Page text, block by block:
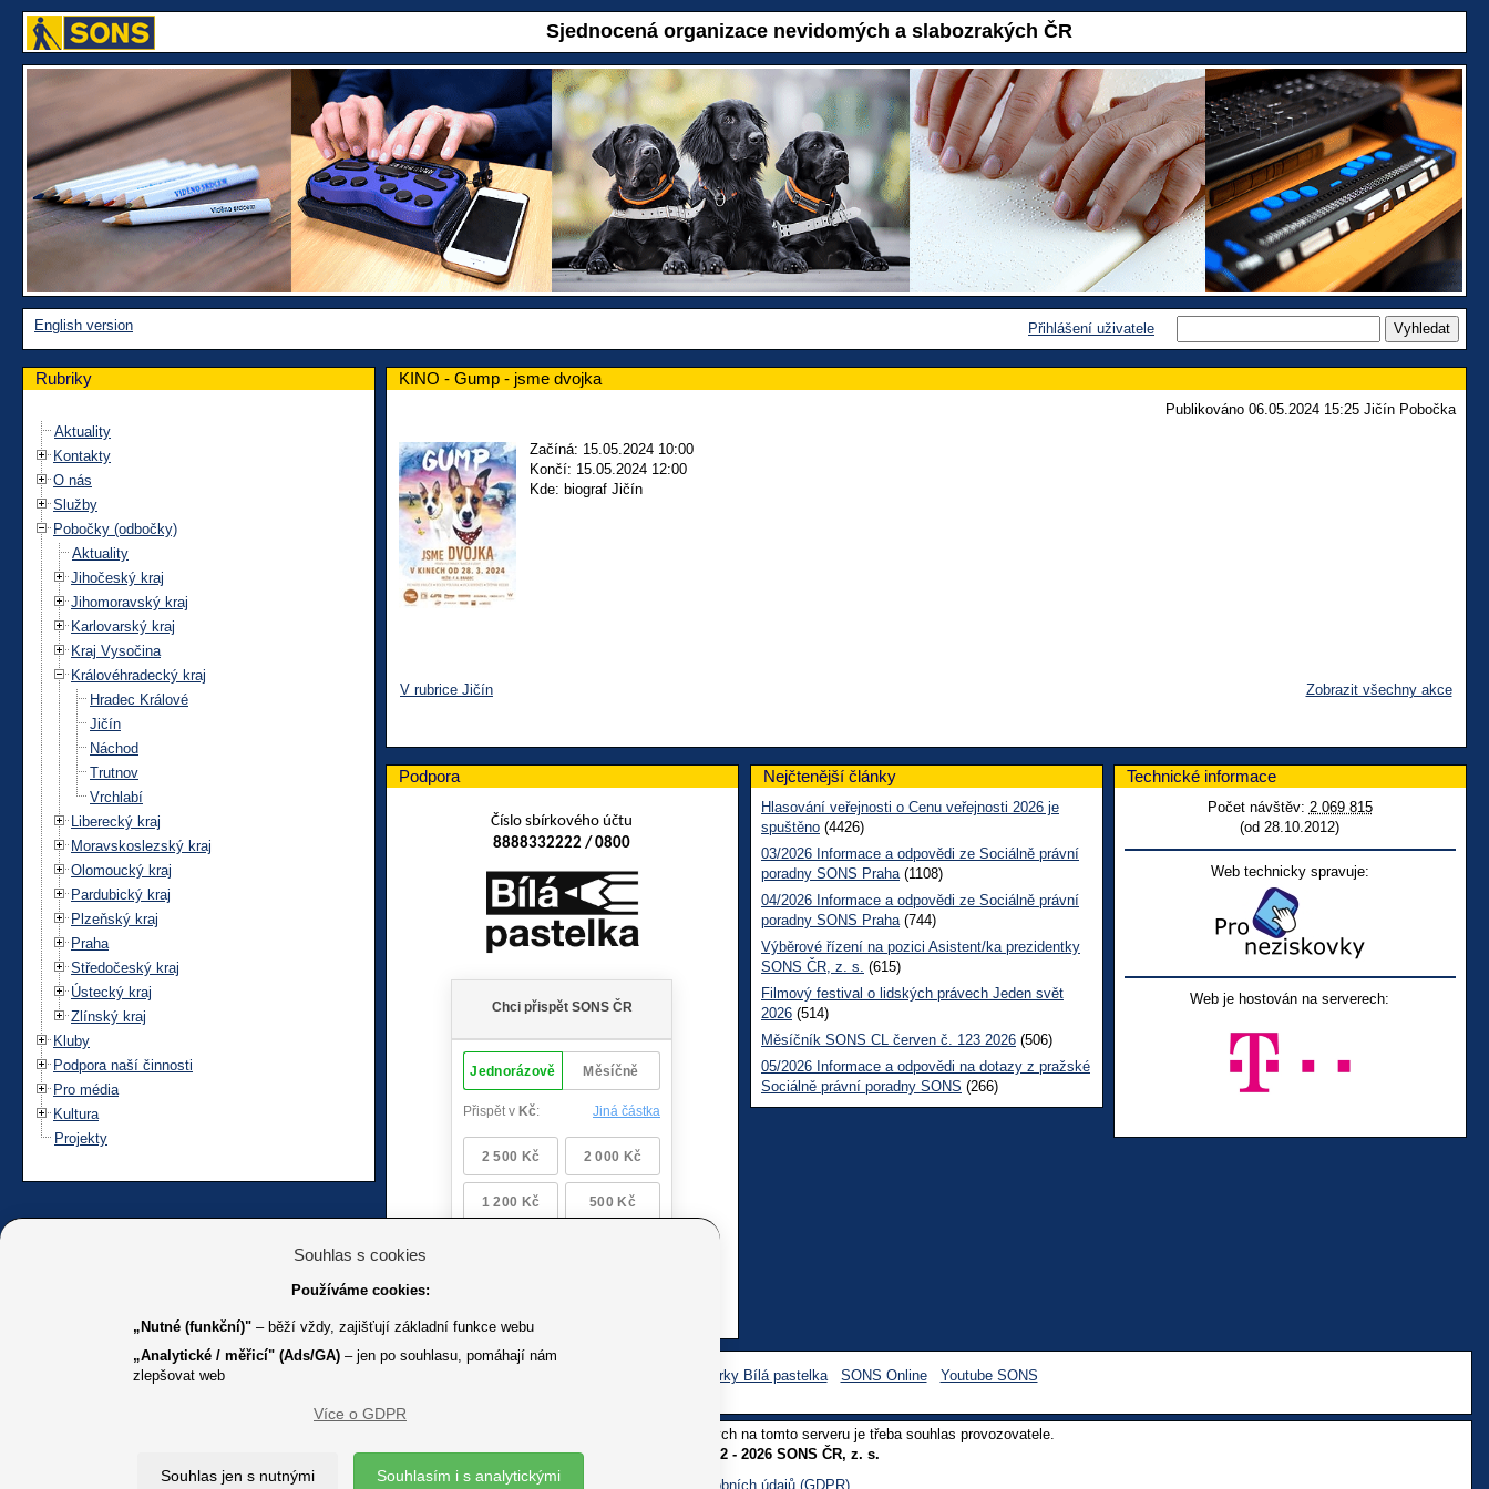
Sjednocená organizace nevidomých a slabozrakých ČR
English version Přihlášení uživatele
Rubriky
Aktuality
Kontakty
O nás
Služby
Pobočky (odbočky)
Aktuality
Jihočeský kraj
Jihomoravský kraj
Karlovarský kraj
Kraj Vysočina
Královéhradecký kraj
Hradec Králové
Jičín
Náchod
Trutnov
Vrchlabí
Liberecký kraj
Moravskoslezský kraj
Olomoucký kraj
Pardubický kraj
Plzeňský kraj
Praha
Středočeský kraj
Ústecký kraj
Zlínský kraj
Kluby
Podpora naší činnosti
Pro média
Kultura
Projekty
KINO - Gump - jsme dvojka
Publikováno 06.05.2024 15:25 Jičín Pobočka
Začíná: 15.05.2024 10:00
Končí: 15.05.2024 12:00
Kde: biograf Jičín
V rubrice Jičín Zobrazit všechny akce
Podpora
Číslo sbírkového účtu
8888332222 / 0800
Nejčtenější články
Hlasování veřejnosti o Cenu veřejnosti 2026 je
spuštěno (4426)
03/2026 Informace a odpovědi ze Sociálně právní
poradny SONS Praha (1108)
04/2026 Informace a odpovědi ze Sociálně právní
poradny SONS Praha (744)
Výběrové řízení na pozici Asistent/ka prezidentky
SONS ČR, z. s. (615)
Filmový festival o lidských právech Jeden svět
2026 (514)
Měsíčník SONS CL červen č. 123 2026 (506)
05/2026 Informace a odpovědi na dotazy z pražské
Sociálně právní poradny SONS (266)
Technické informace
Počet návštěv: 2 069 815
(od 28.10.2012)
Web technicky spravuje:
Web je hostován na serverech:
Facebook sbírky Bílá pastelka SONS Online Youtube SONS
K jakémukoliv užití textů a obrázků uvedených na tomto serveru je třeba souhlas provozovatele.
Copyright © 2012 - 2026 SONS ČR, z. s.
Ochrana osobních údajů (GDPR)
Souhlas s cookies
Používáme cookies:
„Nutné (funkční)" – běží vždy, zajišťují základní funkce webu
„Analytické / měřicí" (Ads/GA) – jen po souhlasu, pomáhají nám
zlepšovat web
Více o GDPR
Souhlas jen s nutnými Souhlasím i s analytickými